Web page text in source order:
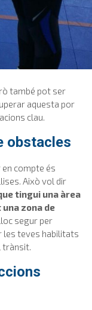
també pot ser
aquesta por
clau.
obstacles
en compte és
Això vol dir
tingui una àrea
zona de
segur per
les teves habilitats
trànsit.